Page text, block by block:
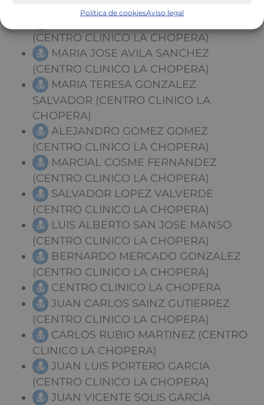
Política de cookiesAviso legal
(CENTRO CLINICO LA CHOPERA)
MARIA JOSE AVILA SANCHEZ
(CENTRO CLINICO LA CHOPERA)
MARIA TERESA GONZALEZ
SALVADOR (CENTRO CLINICO LA
CHOPERA)
ALEJANDRO GOMEZ GOMEZ
(CENTRO CLINICO LA CHOPERA)
MARCIAL COSME FERNANDEZ
(CENTRO CLINICO LA CHOPERA)
SALVADOR LOPEZ VALVERDE
(CENTRO CLINICO LA CHOPERA)
LUIS ALBERTO SAN JOSE MANSO
(CENTRO CLINICO LA CHOPERA)
BERNARDO MERCADO GONZALEZ
(CENTRO CLINICO LA CHOPERA)
CENTRO CLINICO LA CHOPERA
JUAN CARLOS SAINZ GUTIERREZ
(CENTRO CLINICO LA CHOPERA)
CARLOS RUBIO MARTINEZ (CENTRO
CLINICO LA CHOPERA)
JUAN LUIS PORTERO GARCIA
(CENTRO CLINICO LA CHOPERA)
JUAN VICENTE SOLIS GARCIA